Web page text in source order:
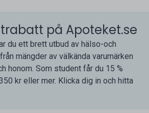
på Apoteket.se
du ett brett utbud av hälso-och
mängder av välkända varumärken
honom. Som student får du 15 %
kr eller mer. Klicka dig in och hitta